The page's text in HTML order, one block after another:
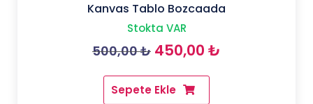
Kanvas Tablo Bozcaada
Stokta VAR
500,00₺ Orijinal
fiyat:
500,00 ₺.
450,00 ₺
Sepete Ekle